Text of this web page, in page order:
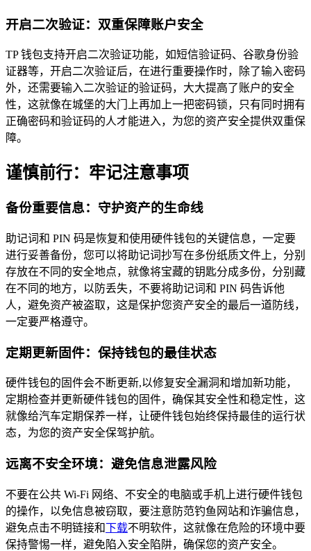
开启二次验证：双重保障账户安全
TP 钱包支持开启二次验证功能，如短信验证码、谷歌身份验
证器等，开启二次验证后，在进行重要操作时，除了输入密码
外，还需要输入二次验证的验证码，大大提高了账户的安全
性，这就像在城堡的大门上再加上一把密码锁，只有同时拥有
正确密码和验证码的人才能进入，为您的资产安全提供双重保
障。
谨慎前行：牢记注意事项
备份重要信息：守护资产的生命线
助记词和 PIN 码是恢复和使用硬件钱包的关键信息，一定要
进行妥善备份，您可以将助记词抄写在多份纸质文件上，分别
存放在不同的安全地点，就像将宝藏的钥匙分成多份，分别藏
在不同的地方，以防丢失，不要将助记词和 PIN 码告诉他
人，避免资产被盗取，这是保护您资产安全的最后一道防线，
一定要严格遵守。
定期更新固件：保持钱包的最佳状态
硬件钱包的固件会不断更新,以修复安全漏洞和增加新功能，
定期检查并更新硬件钱包的固件，确保其安全性和稳定性，这
就像给汽车定期保养一样，让硬件钱包始终保持最佳的运行状
态，为您的资产安全保驾护航。
远离不安全环境：避免信息泄露风险
不要在公共 Wi-Fi 网络、不安全的电脑或手机上进行硬件钱包
的操作，以免信息被窃取，要注意防范钓鱼网站和诈骗信息，
避免点击不明链接和下载不明软件，这就像在危险的环境中要
保持警惕一样，避免陷入安全陷阱，确保您的资产安全。